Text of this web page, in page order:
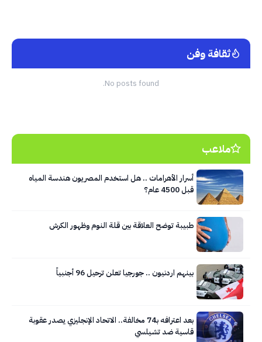
ثقافة وفن
No posts found.
ملاعب
أسرار الأهرامات .. هل استخدم المصريون هندسة المياه
قبل 4500 عام؟
طبيبة توضح العلاقة بين قلة النوم وظهور الكرش
بينهم اردنيون .. جورجيا تعلن ترحيل 96 أجنبياً
بعد اعترافه بـ74 مخالفة.. الاتحاد الإنجليزي يصدر عقوبة
قاسية ضد تشيلسي